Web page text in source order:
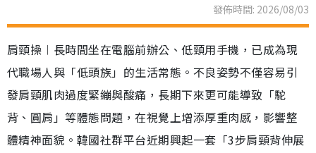
發佈時間: 2026/08/03
肩頸操︱長時間坐在電腦前辦公、低頸用手機，已成為現
代職場人與「低頭族」的生活常態。不良姿勢不僅容易引
發肩頸肌肉過度緊繃與酸痛，長期下來更可能導致「駝
背、圓肩」等體態問題，在視覺上增添厚重肉感，影響整
體精神面貌。韓國社群平台近期興起一套「3步肩頸背伸展